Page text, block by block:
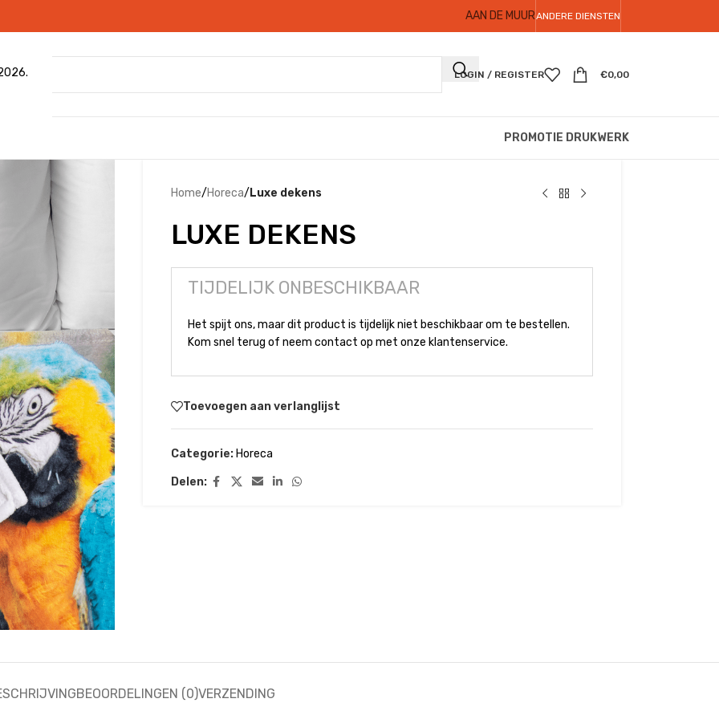
AAN DE MUURANDERE DIENSTEN
LOGIN / REGISTER €0,00
PROMOTIE DRUKWERK
Home/Horeca/ Luxe dekens
LUXE DEKENS
TIJDELIJK ONBESCHIKBAAR
Het spijt ons, maar dit product is tijdelijk niet beschikbaar om te bestellen.
Kom snel terug of neem contact op met onze klantenservice.
Toevoegen aan verlanglijst
Categorie: Horeca
Delen:
BEOORDELINGEN (0)VERZENDING